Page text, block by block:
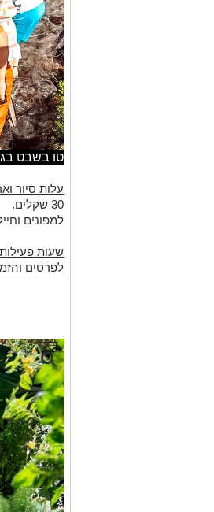
טו בשבט
עלות סיור
30 שקלים.
למפונים וחיילי
שעות פעילות
לפרטים